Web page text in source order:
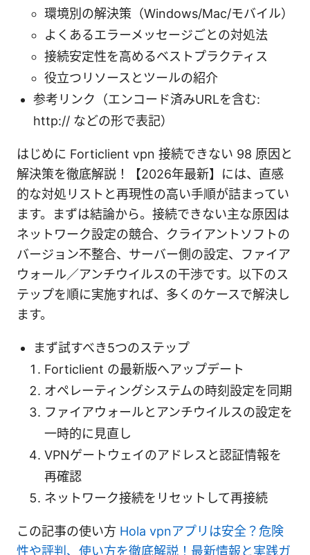
環境別の解決策（Windows/Mac/モバイル）
よくあるエラーメッセージごとの対処法
接続安定性を高めるベストプラクティス
役立つリソースとツールの紹介
参考リンク（エンコード済みURLを含む:
http:// などの形で表記）
はじめに Forticlient vpn 接続できない 98 原因と
解決策を徹底解説！【2026年最新】には、直感
的な対処リストと再現性の高い手順が詰まってい
ます。まずは結論から。接続できない主な原因は
ネットワーク設定の競合、クライアントソフトの
バージョン不整合、サーバー側の設定、ファイア
ウォール／アンチウイルスの干渉です。以下のス
テップを順に実施すれば、多くのケースで解決し
ます。
まず試すべき5つのステップ
Forticlient の最新版へアップデート
オペレーティングシステムの時刻設定を同期
ファイアウォールとアンチウイルスの設定を
一時的に見直し
VPNゲートウェイのアドレスと認証情報を
再確認
ネットワーク接続をリセットして再接続
この記事の使い方 Hola vpnアプリは安全？危険
性や評判、使い方を徹底解説！最新情報と実践ガ